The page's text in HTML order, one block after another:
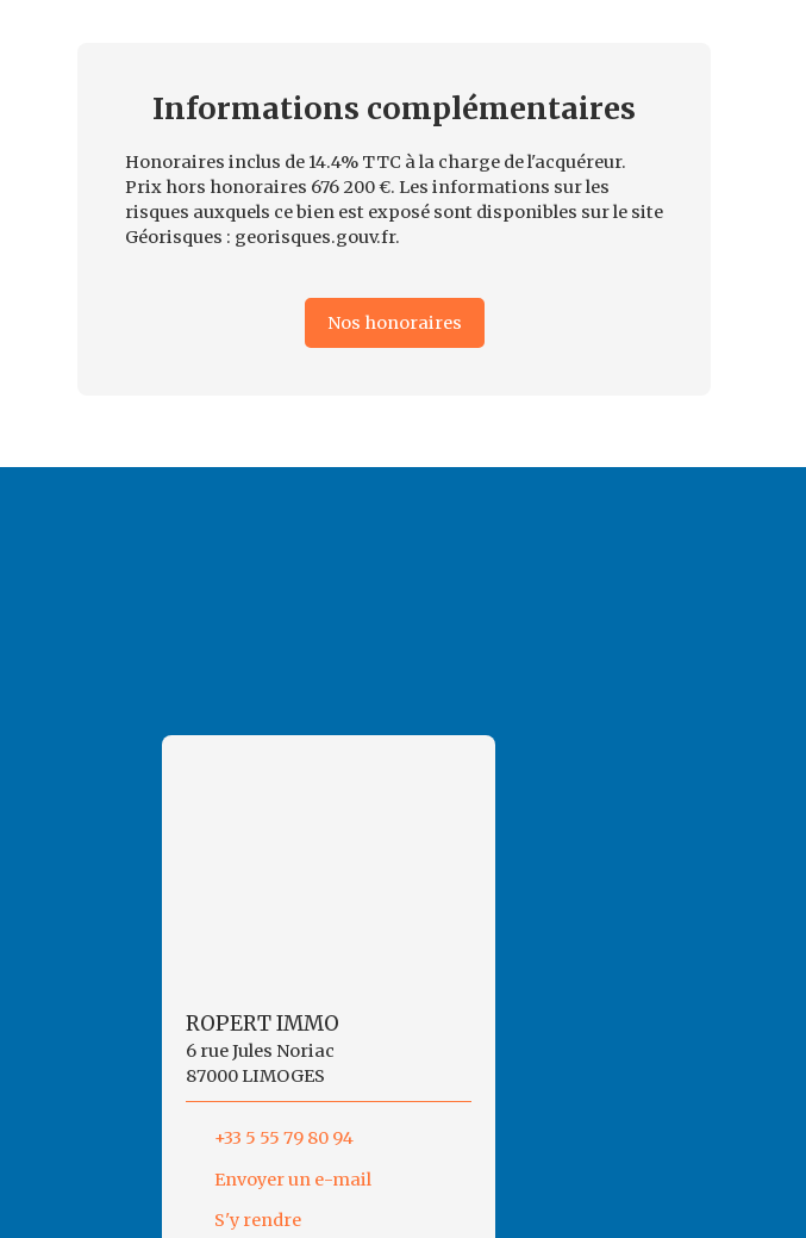
Informations complémentaires
Honoraires inclus de 14.4% TTC à la charge de l'acquéreur.
Prix hors honoraires 676 200 €. Les informations sur les
risques auxquels ce bien est exposé sont disponibles sur le site
Géorisques : georisques.gouv.fr.
Nos honoraires
ROPERT IMMO
6 rue Jules Noriac
87000 LIMOGES
+33 5 55 79 80 94
Envoyer un e-mail
S'y rendre